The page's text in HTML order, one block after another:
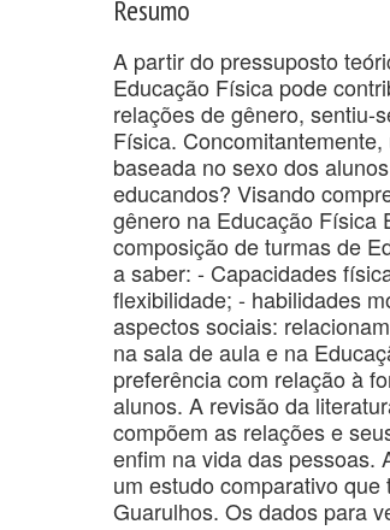
Resumo
A partir do pressuposto
Educação Física pode
relações de gênero, sentiu-
Física.
baseada no sexo dos
educandos? Visando
gênero na Educação Física
composição de turmas de
a saber: - Capacidades
flexibilidade; - habilidades
aspectos sociais:
na sala de aula e na
preferência com relação à
alunos. A revisão da
compõem as relações e
enfim na vida das pessoas.
um estudo comparativo
Guarulhos. Os dados para